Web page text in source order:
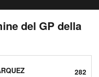
del GP della
282